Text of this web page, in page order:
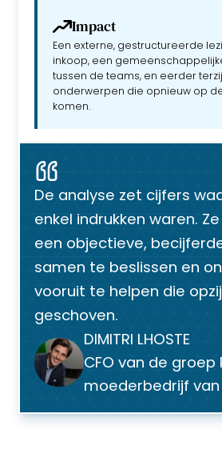
Impact
Een externe, gestructureerde
inkoop, een
tussen de teams, en eerder
onderwerpen die opnieuw op
komen.
De analyse zet cijfers
enkel indrukken waren.
een objectieve,
samen te beslissen en
vooruit te helpen die
geschoven.
DIMITRI LHOSTE
CFO van de groep
moederbedrijf van